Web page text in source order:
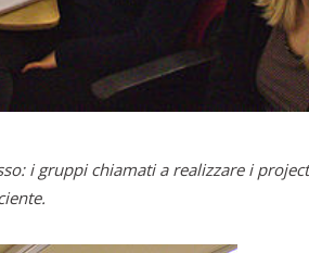
i gruppi chiamati a realizzare i